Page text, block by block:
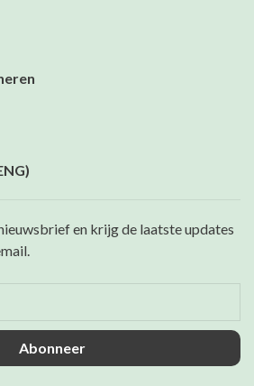
en krijg de laatste updates
Abonneer